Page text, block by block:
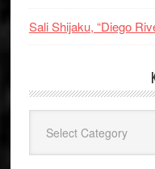
Sali Shijaku, “Diego